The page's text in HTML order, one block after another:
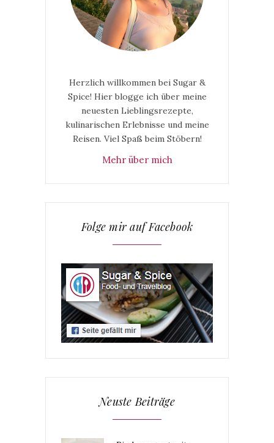
Herzlich willkommen bei Sugar &
Spice! Hier blogge ich über meine
neuesten Lieblingsrezepte,
kulinarischen Erlebnisse und meine
Reisen. Viel Spaß beim Stöbern!
Mehr über mich
Folge mir auf Facebook
Neuste Beiträge